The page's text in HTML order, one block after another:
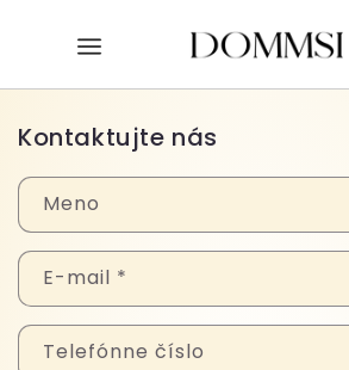
Kontaktujte nás
Meno
E-mail *
Telefónne číslo